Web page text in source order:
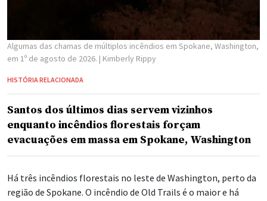
Algumas das chamas de múltiplos incêndios em Spokane, Washington,
em 1º de agosto de 2026. | Kimberly Rippy
HISTÓRIA RELACIONADA
Santos dos últimos dias servem vizinhos
enquanto incêndios florestais forçam
evacuações em massa em Spokane, Washington
Há três incêndios florestais no leste de Washington, perto da
região de Spokane. O incêndio de Old Trails é o maior e há